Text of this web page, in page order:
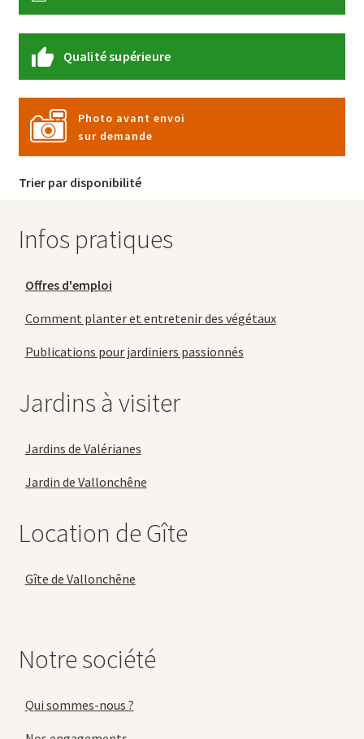
Qualité supérieure
Photo avant envoi
sur demande
Trier par disponibilité
Infos pratiques
Offres d'emploi
Comment planter et entretenir des végétaux
Publications pour jardiniers passionnés
Jardins à visiter
Jardins de Valérianes
Jardin de Vallonchêne
Location de Gîte
Gîte de Vallonchêne
Notre société
Qui sommes-nous ?